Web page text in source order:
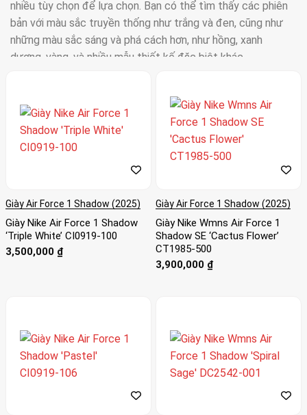
nhiều tùy chọn để lựa chọn. Bạn có thể tìm thấy các phiên
bản với màu sắc truyền thống như trắng và đen, cũng như
những màu sắc sáng và phá cách hơn, như hồng, xanh
dương, vàng, và nhiều mẫu thiết kế đặc biệt khác.
Được thiết kế dưới sự chuyên nghiệp của Giám đốc
Sáng tạo Cao cấp của Nike cho Giày nữ, Georgina
James, AF1 Shadow nổi bật là đôi giày đầu tiên đặt
phụ nữ vào tâm điểm và chú trọng đặc biệt đến nhu
cầu thời trang của phái đẹp. Với đế dày hơn và sự tập
Force 1 Shadow gợi ý xu hướng lớp đồ. Lucy Bower,
Quản lý Dòng Sản phẩm Cao cấp tại Nike, mô tả về
đôi giày: “Đó là về việc vui chơi, làm điều gì đó ngộ
nghĩnh, siêu thú vị và tăng cường tất cả các chi tiết
thương hiệu. Nó rất đơn giản và thuần khiết trong ý
Shadow sử dụng các gam màu pastel như tím nhạt,
hồng dễ thương và xanh biển tươi sáng để thu hút
đối tượng mới. Phần “bóng” của đôi giày được thể
hiện qua các logo Swoosh nổi bật và các miếng đệm
gót giày tạo hiệu ứng gương trong toàn bộ thiết kế.
Giày Air Force 1 Shadow (2025)
Giày Nike Air Force 1 Shadow
‘Triple White’ CI0919-100
3,500,000 ₫
Giày Air Force 1 Shadow (2025)
Giày Nike Wmns Air Force 1
Shadow SE ‘Cactus Flower’
CT1985-500
3,900,000 ₫